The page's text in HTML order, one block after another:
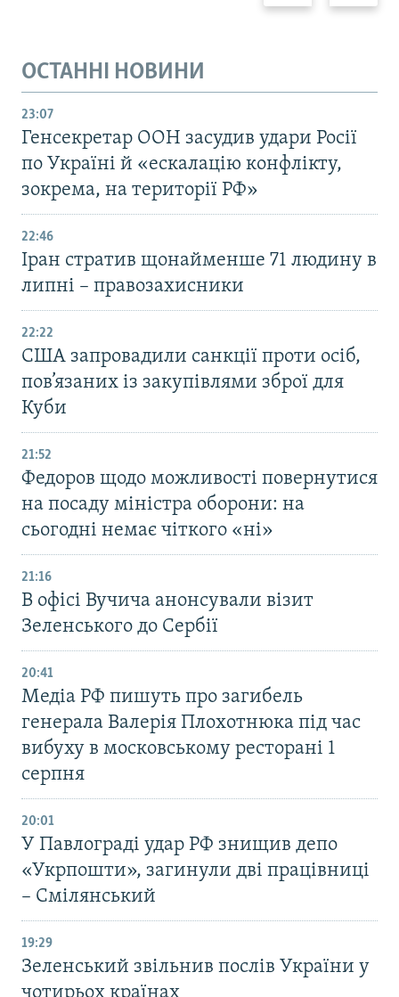
ОСТАННІ НОВИНИ
23:07
Генсекретар ООН засудив удари Росії
по Україні й «ескалацію конфлікту,
зокрема, на території РФ»
22:46
Іран стратив щонайменше 71 людину в
липні – правозахисники
22:22
США запровадили санкції проти осіб,
пов’язаних із закупівлями зброї для
Куби
21:52
Федоров щодо можливості повернутися
на посаду міністра оборони: на
сьогодні немає чіткого «ні»
21:16
В офісі Вучича анонсували візит
Зеленського до Сербії
20:41
Медіа РФ пишуть про загибель
генерала Валерія Плохотнюка під час
вибуху в московському ресторані 1
серпня
20:01
У Павлограді удар РФ знищив депо
«Укрпошти», загинули дві працівниці
– Смілянський
19:29
Зеленський звільнив послів України у
чотирьох країнах